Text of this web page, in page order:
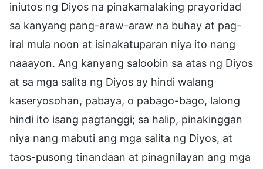
iniutos ng Diyos na pinakamalaking prayoridad
sa kanyang pang-araw-araw na buhay at pag-
iral mula noon at isinakatuparan niya ito nang
naaayon. Ang kanyang saloobin sa atas ng Diyos
at sa mga salita ng Diyos ay hindi walang
kaseryosohan, pabaya, o pabago-bago, lalong
hindi ito isang pagtanggi; sa halip, pinakinggan
niya nang mabuti ang mga salita ng Diyos, at
taos-pusong tinandaan at pinagnilayan ang mga